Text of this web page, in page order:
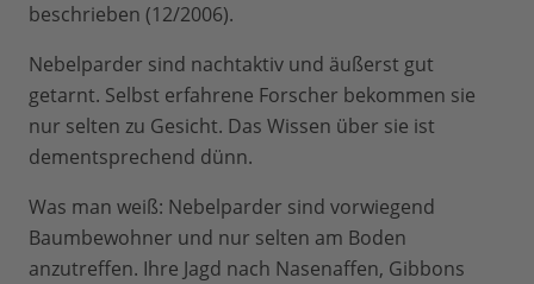
beschrieben (12/2006).
Nebelparder sind nachtaktiv und äußerst gut
getarnt. Selbst erfahrene Forscher bekommen sie
nur selten zu Gesicht. Das Wissen über sie ist
dementsprechend dünn.
Was man weiß: Nebelparder sind vorwiegend
Baumbewohner und nur selten am Boden
anzutreffen. Ihre Jagd nach Nasenaffen, Gibbons